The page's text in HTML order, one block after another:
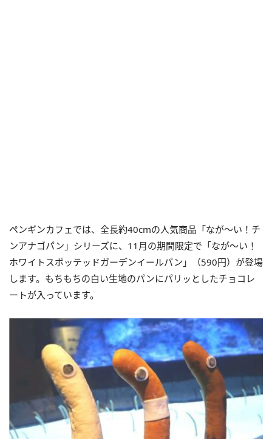
ペンギンカフェでは、全長約40cmの人気商品「なが～い！チ
ンアナゴパン」シリーズに、11月の期間限定で「なが～い！
ホワイトスポッテッドガーデンイールパン」（590円）が登場
します。もちもちの白い生地のパンにパリッとしたチョコレ
ートが入っています。